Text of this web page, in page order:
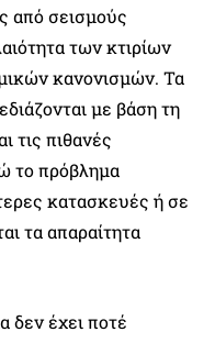
από σεισμούς
των κτιρίων
κανονισμών. Τα
με βάση τη
τις πιθανές
το πρόβλημα
κατασκευές ή σε
τα απαραίτητα
δεν έχει ποτέ